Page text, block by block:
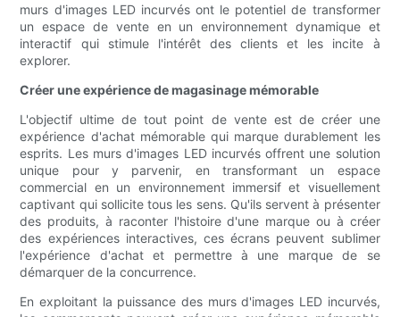
murs d'images LED incurvés ont le potentiel de transformer
un espace de vente en un environnement dynamique et
interactif qui stimule l'intérêt des clients et les incite à
explorer.
Créer une expérience de magasinage mémorable
L'objectif ultime de tout point de vente est de créer une
expérience d'achat mémorable qui marque durablement les
esprits. Les murs d'images LED incurvés offrent une solution
unique pour y parvenir, en transformant un espace
commercial en un environnement immersif et visuellement
captivant qui sollicite tous les sens. Qu'ils servent à présenter
des produits, à raconter l'histoire d'une marque ou à créer
des expériences interactives, ces écrans peuvent sublimer
l'expérience d'achat et permettre à une marque de se
démarquer de la concurrence.
En exploitant la puissance des murs d'images LED incurvés,